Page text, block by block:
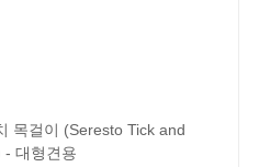
목걸이 (Seresto Tick and
대형견용